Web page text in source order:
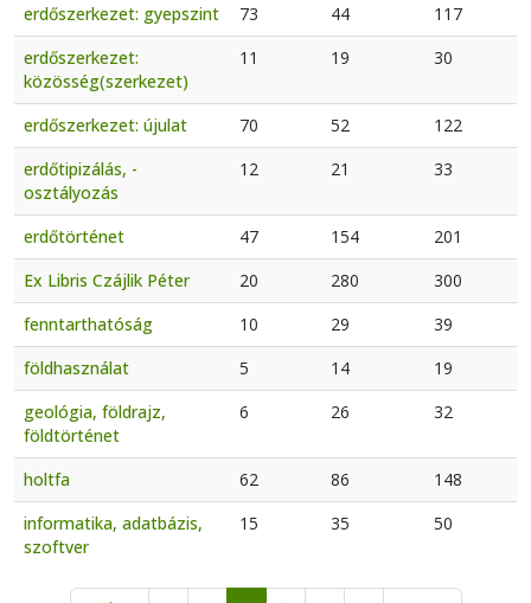
erdőszerkezet: gyepszint 73 44
117
erdőszerkezet:
közösség(szerkezet)
11 19 30
erdőszerkezet: újulat 70 52
122
erdőtipizálás, -
osztályozás
12 21 33
erdőtörténet 47 154
201
Ex Libris Czájlik Péter
20 280
300
fenntarthatóság
10 29
39
földhasználat
5 14
19
geológia, földrajz,
földtörténet
6 26 32
holtfa 62 86
148
informatika, adatbázis,
szoftver
15 35 50